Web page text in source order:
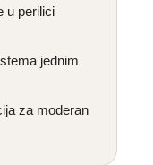
u perilici
jednim
za moderan